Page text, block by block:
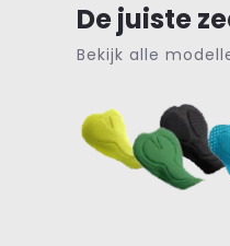
De juiste
Bekijk alle